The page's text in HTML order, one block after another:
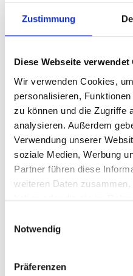
Zustimmung
Diese Webseite verwendet
Wir verwenden Cookies,
personalisieren,
zu können und die Zugriffe
analysieren. Außerdem
Verwendung unserer
soziale Medien, Werbung
Partner führen diese
weiteren Daten
haben oder die sie im
Notwendig
Präferenzen